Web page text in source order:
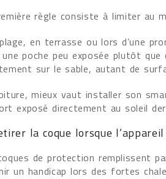
règle consiste à limiter au
en terrasse ou lors d’une
une poche peu exposée plutôt
sur le sable, autant de
mieux vaut installer son
exposé directement au soleil
la coque lorsque
de protection remplissent
un handicap lors des fortes